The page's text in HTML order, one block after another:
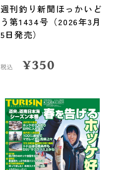
週刊釣り新聞ほっかいど
う第1434号（2026年3月
5日発売）
税込 ¥350